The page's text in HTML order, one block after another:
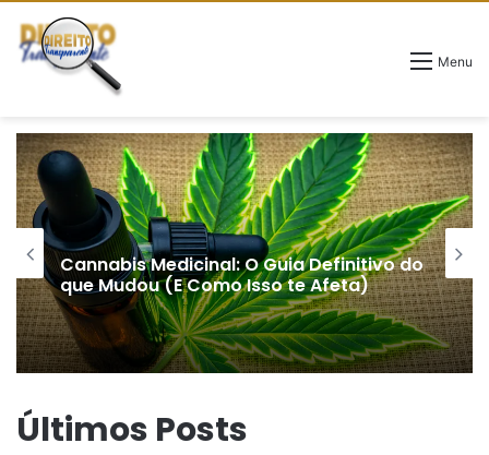
Menu
Cannabis Medicinal: O Guia Definitivo do
que Mudou (E Como Isso te Afeta)
Últimos Posts